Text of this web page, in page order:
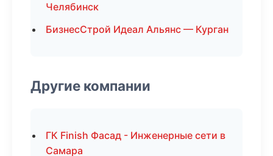
Челябинск
БизнесСтрой Идеал Альянс — Курган
Другие компании
ГК Finish Фасад - Инженерные сети в
Самара